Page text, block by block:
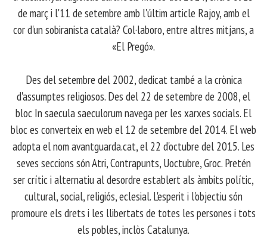
de març i l'11 de setembre amb l'últim article Rajoy, amb el
cor d'un sobiranista català? Col·laboro, entre altres mitjans, a
«El Pregó».
​ Des del setembre del 2002, dedicat també a la crònica
d'assumptes religiosos. Des del 22 de setembre de 2008, el
bloc In saecula saeculorum navega per les xarxes socials. El
bloc es converteix en web el 12 de setembre del 2014. El web
adopta el nom avantguarda.cat, el 22 d'octubre del 2015. Les
seves seccions són Atri, Contrapunts, Uoctubre, Groc. Pretén
ser crític i alternatiu al desordre establert als àmbits polític,
cultural, social, religiós, eclesial. L'esperit i l'objectiu són
promoure els drets i les llibertats de totes les persones i tots
els pobles, inclòs Catalunya.